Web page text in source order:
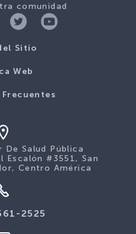
comunidad
Sitio
Web
Frecuentes
De Salud Pública
Escalón #3551, San
Centro América
2525